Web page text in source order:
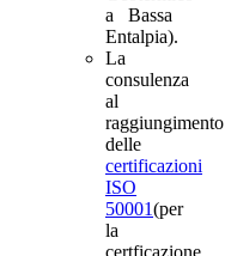
a Bassa
Entalpia).
La
consulenza
al
raggiungimento
delle
certificazioni
ISO
50001(per
la
certficazione